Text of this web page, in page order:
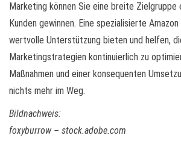
Marketing können Sie eine breite Zielgruppe
Kunden gewinnen. Eine spezialisierte
wertvolle Unterstützung bieten und helfen,
Marketingstrategien kontinuierlich zu
Maßnahmen und einer konsequenten
nichts mehr im Weg.
Bildnachweis:
foxyburrow – stock.adobe.com